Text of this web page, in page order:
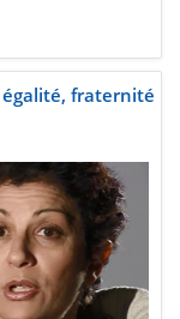
fraternité